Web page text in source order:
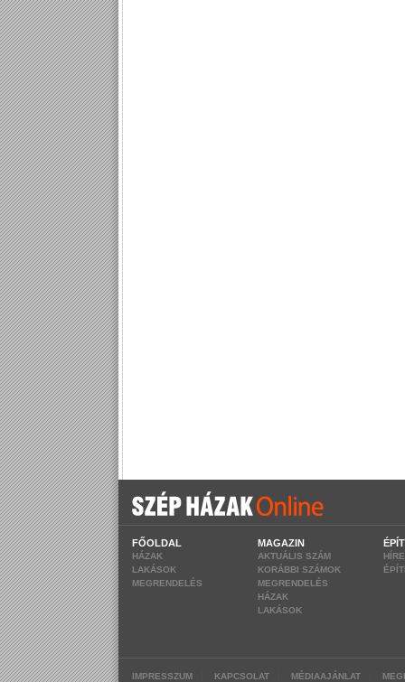
FŐOLDAL
HÁZAK
LAKÁSOK
MEGRENDELÉS
MAGAZIN
AKTUÁLIS SZÁM
KORÁBBI SZÁMOK
MEGRENDELÉS
HÁZAK
LAKÁSOK
IMPRESSZUM KAPCSOLAT MÉDIAAJÁNLAT